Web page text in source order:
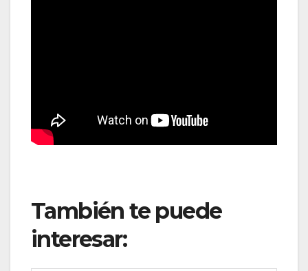
También te puede
interesar: